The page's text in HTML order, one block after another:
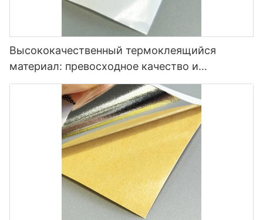
Высококачественный термоклеящийся
материал: превосходное качество и
универсальность.